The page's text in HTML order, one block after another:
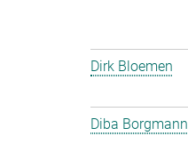
Dirk Bloemen
Diba Borgmann